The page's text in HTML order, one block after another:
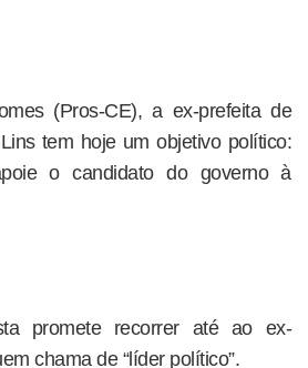
(Pros-CE), a ex-prefeita de
tem hoje um objetivo político:
o candidato do governo à
promete recorrer até ao ex-
chama de “líder político”.